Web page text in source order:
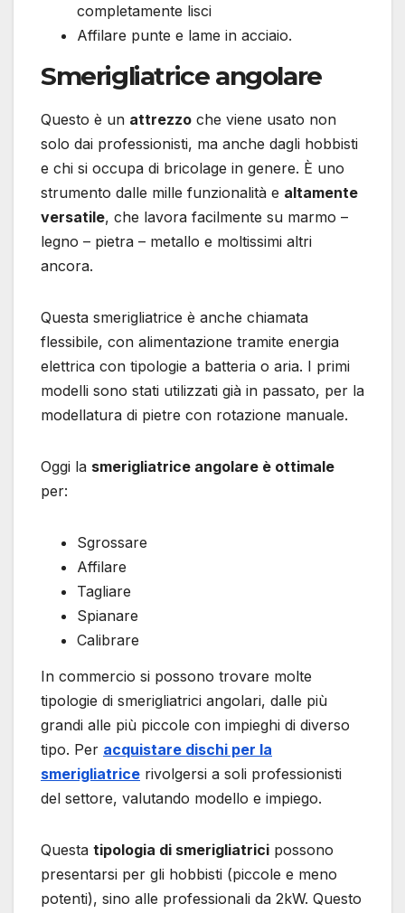
completamente lisci
Affilare punte e lame in acciaio.
Smerigliatrice angolare
Questo è un attrezzo che viene usato non
solo dai professionisti, ma anche dagli hobbisti
e chi si occupa di bricolage in genere. È uno
strumento dalle mille funzionalità e altamente
versatile, che lavora facilmente su marmo –
legno – pietra – metallo e moltissimi altri
ancora.
Questa smerigliatrice è anche chiamata
flessibile, con alimentazione tramite energia
elettrica con tipologie a batteria o aria. I primi
modelli sono stati utilizzati già in passato, per la
modellatura di pietre con rotazione manuale.
Oggi la smerigliatrice angolare è ottimale
per:
Sgrossare
Affilare
Tagliare
Spianare
Calibrare
In commercio si possono trovare molte
tipologie di smerigliatrici angolari, dalle più
grandi alle più piccole con impieghi di diverso
tipo. Per acquistare dischi per la
smerigliatrice rivolgersi a soli professionisti
del settore, valutando modello e impiego.
Questa tipologia di smerigliatrici possono
presentarsi per gli hobbisti (piccole e meno
potenti), sino alle professionali da 2kW. Questo